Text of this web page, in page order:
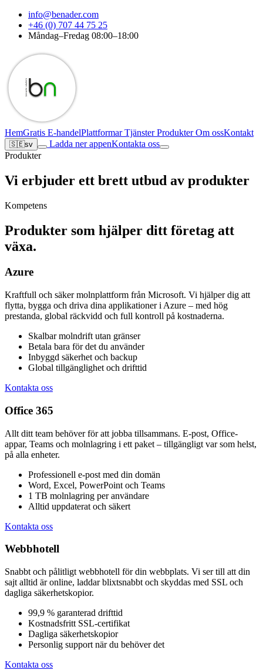
info@benader.com
+46 (0) 707 44 75 25
Måndag–Fredag 08:00–18:00
HemGratis E-handelPlattformarTjänsterProdukterOm ossKontakt
🇸🇪sv Ladda ner appenKontakta oss
Produkter
Vi erbjuder ett brett utbud av produkter
Kompetens
Produkter som hjälper ditt företag att
växa.
Azure
Kraftfull och säker molnplattform från Microsoft. Vi hjälper dig att
flytta, bygga och driva dina applikationer i Azure – med hög
prestanda, global räckvidd och full kontroll på kostnaderna.
Skalbar molndrift utan gränser
Betala bara för det du använder
Inbyggd säkerhet och backup
Global tillgänglighet och drifttid
Kontakta oss
Office 365
Allt ditt team behöver för att jobba tillsammans. E-post, Office-
appar, Teams och molnlagring i ett paket – tillgängligt var som helst,
på alla enheter.
Professionell e-post med din domän
Word, Excel, PowerPoint och Teams
1 TB molnlagring per användare
Alltid uppdaterat och säkert
Kontakta oss
Webbhotell
Snabbt och pålitligt webbhotell för din webbplats. Vi ser till att din
sajt alltid är online, laddar blixtsnabbt och skyddas med SSL och
dagliga säkerhetskopior.
99,9 % garanterad drifttid
Kostnadsfritt SSL-certifikat
Dagliga säkerhetskopior
Personlig support när du behöver det
Kontakta oss